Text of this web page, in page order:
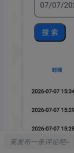
来发布一条评论吧~